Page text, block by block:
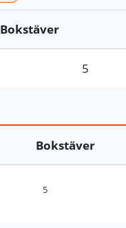
Bokstäver
5
Bokstäver
5